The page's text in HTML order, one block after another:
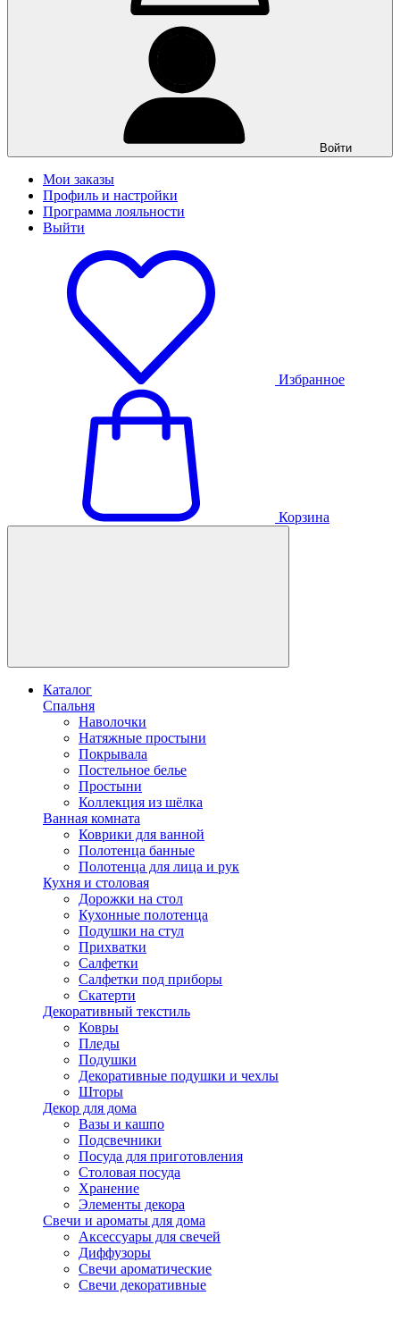
Войти
Мои заказы
Профиль и настройки
Программа лояльности
Выйти
Избранное
Корзина
Каталог
Спальня
Наволочки
Натяжные простыни
Покрывала
Постельное белье
Простыни
Коллекция из шёлка
Ванная комната
Коврики для ванной
Полотенца банные
Полотенца для лица и рук
Кухня и столовая
Дорожки на стол
Кухонные полотенца
Подушки на стул
Прихватки
Салфетки
Салфетки под приборы
Скатерти
Декоративный текстиль
Ковры
Пледы
Подушки
Декоративные подушки и чехлы
Шторы
Декор для дома
Вазы и кашпо
Подсвечники
Посуда для приготовления
Столовая посуда
Хранение
Элементы декора
Свечи и ароматы для дома
Аксессуары для свечей
Диффузоры
Свечи ароматические
Свечи декоративные